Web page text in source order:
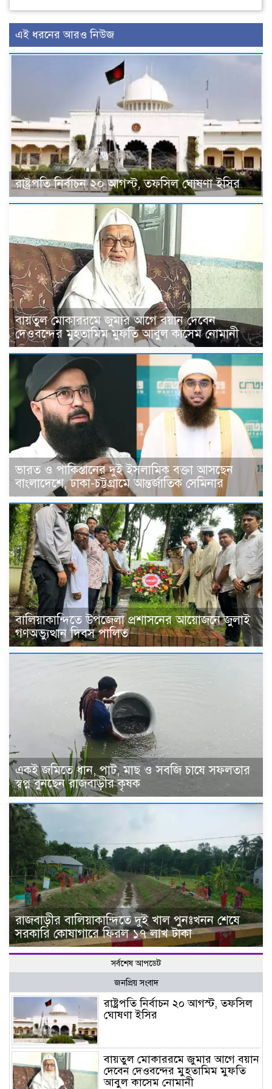
এই ধরনের আরও নিউজ
রাষ্ট্রপতি নির্বাচন ২০ আগস্ট, তফসিল ঘোষণা ইসির
বায়তুল মোকাররমে জুমার আগে বয়ান দেবেন
দেওবন্দের মুহতামিম মুফতি আবুল কাসেম নোমানী
ভারত ও পাকিস্তানের দুই ইসলামিক বক্তা আসছেন
বাংলাদেশে, ঢাকা-চট্টগ্রামে আন্তর্জাতিক সেমিনার
বালিয়াকান্দিতে উপজেলা প্রশাসনের আয়োজনে জুলাই
গণঅভ্যুত্থান দিবস পালিত
একই জমিতে ধান, পাট, মাছ ও সবজি চাষে সফলতার
স্বপ্ন বুনছেন রাজবাড়ীর কৃষক
রাজবাড়ীর বালিয়াকান্দিতে দুই খাল পুনঃখনন শেষে
সরকারি কোষাগারে ফিরল ১৭ লাখ টাকা
সর্বশেষ আপডেট
জনপ্রিয় সংবাদ
রাষ্ট্রপতি নির্বাচন ২০ আগস্ট, তফসিল
ঘোষণা ইসির
বায়তুল মোকাররমে জুমার আগে বয়ান
দেবেন দেওবন্দের মুহতামিম মুফতি
আবুল কাসেম নোমানী